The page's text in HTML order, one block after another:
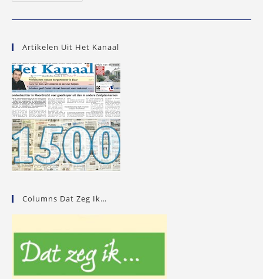
In
Artikelen Uit Het Kanaal
Columns Dat Zeg Ik…